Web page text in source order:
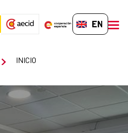
EN-GB
INICIO